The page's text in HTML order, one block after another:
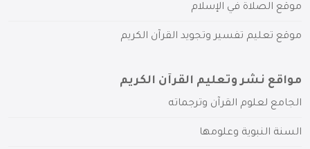
موقع الصلاة في الإسلام
موقع تعليم تفسير وتجويد القرآن الكريم
مواقع نشر وتعليم القرآن الكريم
الجامع لعلوم القرآن وترجماته
السنة النبوية وعلومها